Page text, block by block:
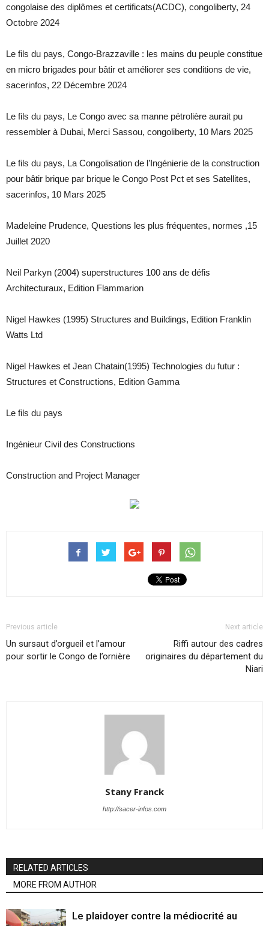
congolaise des diplômes et certificats(ACDC), congoliberty, 24
Octobre 2024
Le fils du pays, Congo-Brazzaville : les mains du peuple constitue
en micro brigades pour bâtir et améliorer ses conditions de vie,
sacerinfos, 22 Décembre 2024
Le fils du pays, Le Congo avec sa manne pétrolière aurait pu
ressembler à Dubai, Merci Sassou, congoliberty, 10 Mars 2025
Le fils du pays, La Congolisation de l’Ingénierie de la construction
pour bâtir brique par brique le Congo Post Pct et ses Satellites,
sacerinfos, 10 Mars 2025
Madeleine Prudence, Questions les plus fréquentes, normes ,15
Juillet 2020
Neil Parkyn (2004) superstructures 100 ans de défis
Architecturaux, Edition Flammarion
Nigel Hawkes (1995) Structures and Buildings, Edition Franklin
Watts Ltd
Nigel Hawkes et Jean Chatain(1995) Technologies du futur :
Structures et Constructions, Edition Gamma
Le fils du pays
Ingénieur Civil des Constructions
Construction and Project Manager
Previous article
Un sursaut d’orgueil et l’amour
pour sortir le Congo de l’ornière
Next article
Riffi autour des cadres
originaires du département du
Niari
Stany Franck
http://sacer-infos.com
RELATED ARTICLES
MORE FROM AUTHOR
Le plaidoyer contre la médiocrité au